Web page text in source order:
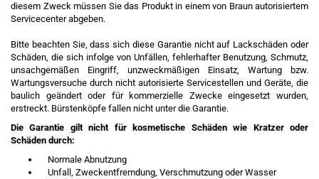
diesem Zweck müssen Sie das Produkt in einem von Braun autorisiertem
Servicecenter abgeben.
Bitte beachten Sie, dass sich diese Garantie nicht auf Lackschäden oder
Schäden, die sich infolge von Unfällen, fehlerhafter Benutzung, Schmutz,
unsachgemäßen Eingriff, unzweckmäßigen Einsatz, Wartung bzw.
Wartungsversuche durch nicht autorisierte Servicestellen und Geräte, die
baulich geändert oder für kommerzielle Zwecke eingesetzt wurden,
erstreckt. Bürstenköpfe fallen nicht unter die Garantie.
Die Garantie gilt nicht für kosmetische Schäden wie Kratzer oder
Schäden durch:
Normale Abnutzung
Unfall, Zweckentfremdung, Verschmutzung oder Wasser